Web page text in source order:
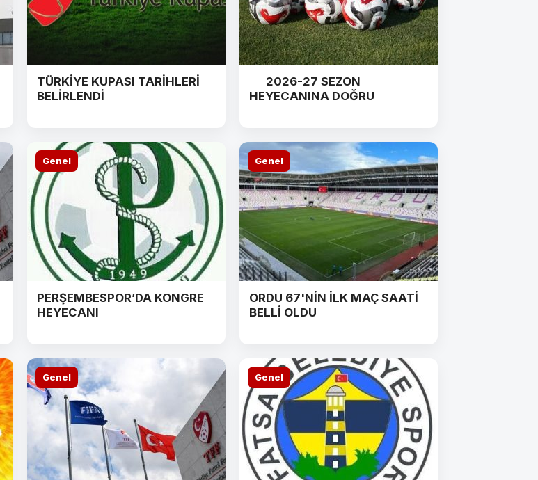
TÜRKİYE KUPASI TARİHLERİ
BELİRLENDİ
2026-27 SEZON
HEYECANINA DOĞRU
Genel
PERŞEMBESPOR’DA KONGRE
HEYECANI
Genel
ORDU 67'NİN İLK MAÇ SAATİ
BELLİ OLDU
Genel Genel